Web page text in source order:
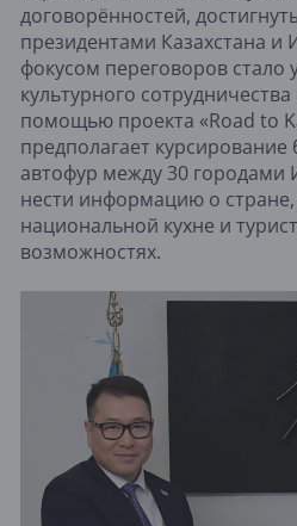
договорённостей,
президентами Казахстана
фокусом переговоров стало
культурного
помощью проекта «Road to
предполагает
автофур между 30 городами
нести информацию о стране,
национальной кухне и
возможностях.